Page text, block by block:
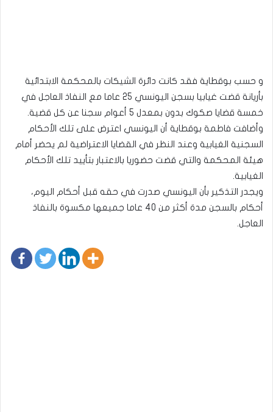
و حسب بوقطاية فقد كانت دائرة الشيكات بالمحكمة الابتدائية
بأريانة قضت غيابيا بسجن اليونسي 25 عاما مع النفاذ العاجل في
خمسة قضايا صكوك بدون بمعدل 5 أعوام سجنا عن كل قضية.
وأضافت فاطمة بوقطاية أن اليونسي اعترض على تلك الأحكام
السجنية الغيابية وعند النظر في القضايا الاعتراضية لم يحضر أمام
هيئة المحكمة والتي قضت حضوريا بالاعتبار بتأييد تلك الأحكام
الغيابية.
ويجدر التذكير بأن اليونسي صدرت في حقه قبل أحكام اليوم،
أحكام بالسجن مدة أكثر من 40 عاما جميعها مكسوة بالنفاذ
العاجل.